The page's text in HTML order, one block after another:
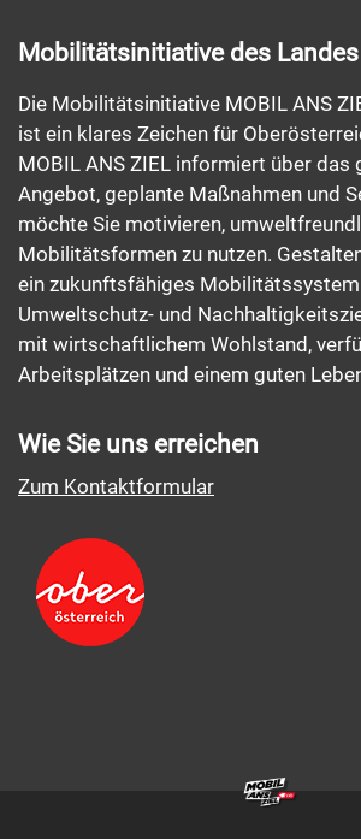
Mobilitätsinitiative des Landes
Die Mobilitätsinitiative MOBIL ANS
ist ein klares Zeichen für
MOBIL ANS ZIEL informiert über das
Angebot, geplante Maßnahmen und
möchte Sie motivieren,
Mobilitätsformen zu nutzen.
ein zukunftsfähiges
Umweltschutz- und
mit wirtschaftlichem Wohlstand,
Arbeitsplätzen und einem guten
Wie Sie uns erreichen
Zum Kontaktformular